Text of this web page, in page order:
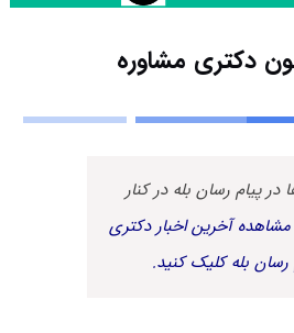
دکتری مشاوره
در پیام رسان بله در کنار
مشاهده آخرین اخبار دکتری
رسان بله کلیک کنید.